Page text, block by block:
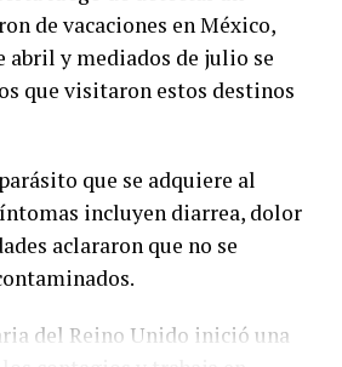
de vacaciones en México,
abril y mediados de julio se
que visitaron estos destinos
que se adquiere al
incluyen diarrea, dolor
aclararon que no se
del Reino Unido inició una